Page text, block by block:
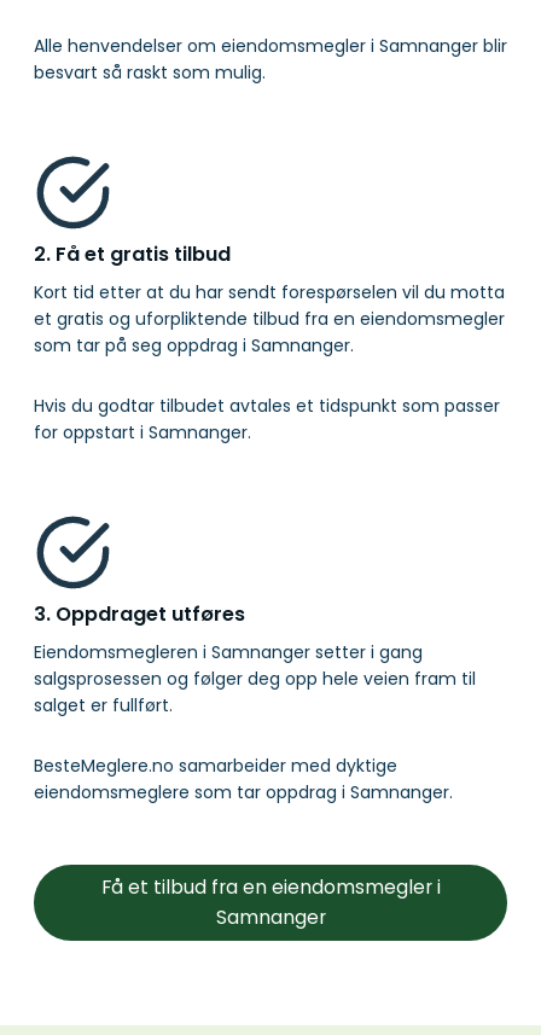
Alle henvendelser om eiendomsmegler i Samnanger blir
besvart så raskt som mulig.
2. Få et gratis tilbud
Kort tid etter at du har sendt forespørselen vil du motta
et gratis og uforpliktende tilbud fra en eiendomsmegler
som tar på seg oppdrag i Samnanger.
Hvis du godtar tilbudet avtales et tidspunkt som passer
for oppstart i Samnanger.
3. Oppdraget utføres
Eiendomsmegleren i Samnanger setter i gang
salgsprosessen og følger deg opp hele veien fram til
salget er fullført.
BesteMeglere.no samarbeider med dyktige
eiendomsmeglere som tar oppdrag i Samnanger.
Få et tilbud fra en eiendomsmegler i
Samnanger